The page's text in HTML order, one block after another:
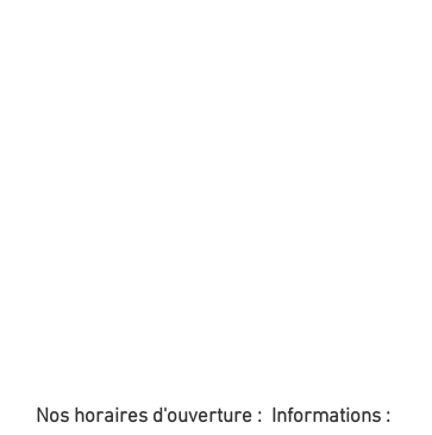
Nos horaires d'ouverture : Informations :